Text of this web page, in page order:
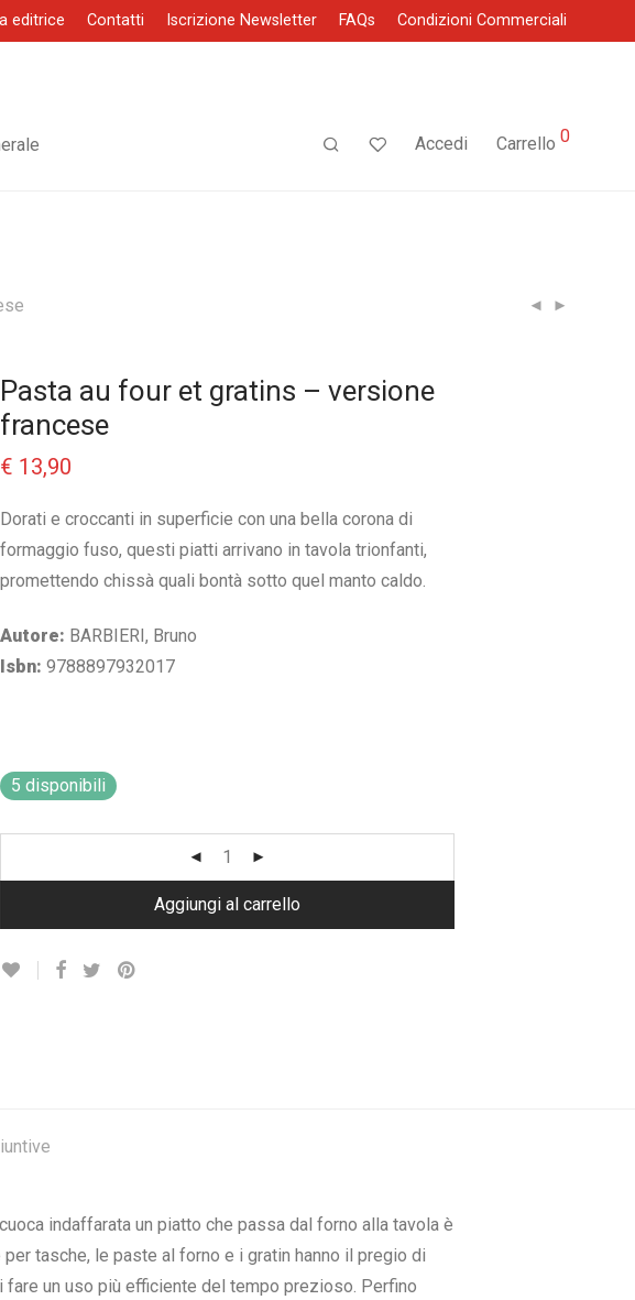
editrice Contatti Iscrizione Newsletter FAQs Condizioni Commerciali
Accedi Carrello 0
Pasta au four et gratins – versione
francese
€ 13,90
Dorati e croccanti in superficie con una bella corona di
formaggio fuso, questi piatti arrivano in tavola trionfanti,
promettendo chissà quali bontà sotto quel manto caldo.
Autore: BARBIERI, Bruno
Isbn: 9788897932017
5 disponibili
Aggiungi al carrello
indaffarata un piatto che passa dal forno alla tavola è
tasche, le paste al forno e i gratin hanno il pregio di
un uso più efficiente del tempo prezioso. Perfino